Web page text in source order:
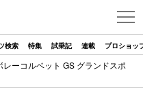
検索 特集 試乗記 連載 プロショッ
レーコルベット GS グランドスポ